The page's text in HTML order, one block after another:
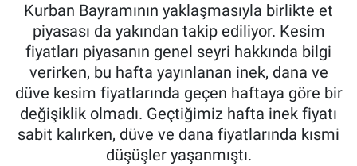
Kurban Bayramının yaklaşmasıyla birlikte et
piyasası da yakından takip ediliyor. Kesim
fiyatları piyasanın genel seyri hakkında bilgi
verirken, bu hafta yayınlanan inek, dana ve
düve kesim fiyatlarında geçen haftaya göre bir
değişiklik olmadı. Geçtiğimiz hafta inek fiyatı
sabit kalırken, düve ve dana fiyatlarında kısmi
düşüşler yaşanmıştı.
TZOB
Tarım Kredi Kooperatifleri
Pankobirlik
Haber Arşivi